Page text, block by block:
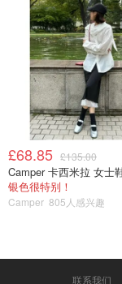
£68.85 £135.00
Camper 卡西米拉 女士
银色很特别！
Camper 805人感兴趣
联系我们